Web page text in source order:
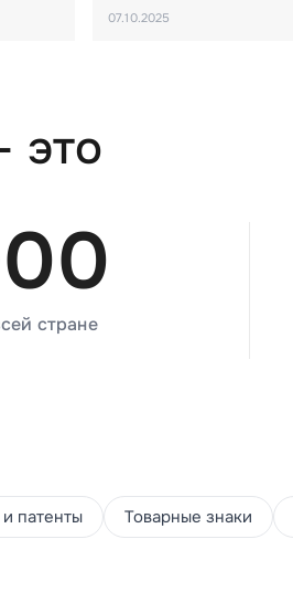
07.10.2025
это
стране
патенты Товарные знаки